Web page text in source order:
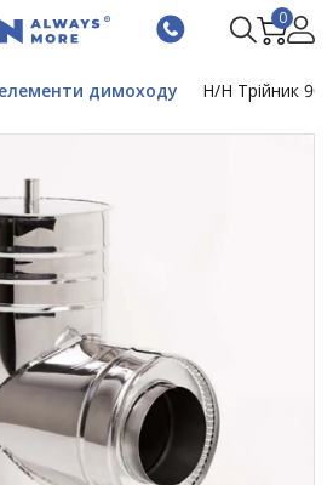
0
елементи димоходу Н/Н Трійник